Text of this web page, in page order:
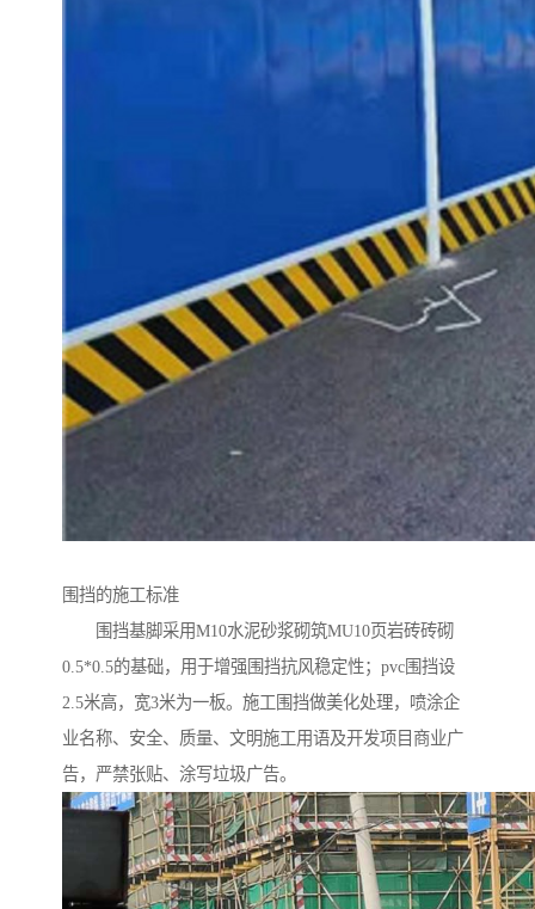
围挡的施工标准
围挡基脚采用M10水泥砂浆砌筑MU10页岩砖砖砌
0.5*0.5的基础，用于增强围挡抗风稳定性；pvc围挡设
2.5米高，宽3米为一板。施工围挡做美化处理，喷涂企
业名称、安全、质量、文明施工用语及开发项目商业广
告，严禁张贴、涂写垃圾广告。